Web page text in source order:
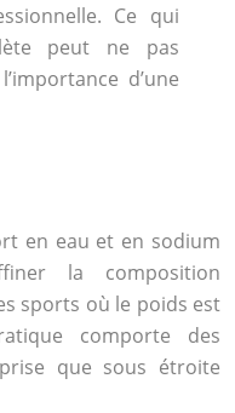
Ce qui
peut ne pas
d’une
en eau et en sodium
la composition
sports où le poids est
comporte des
que sous étroite